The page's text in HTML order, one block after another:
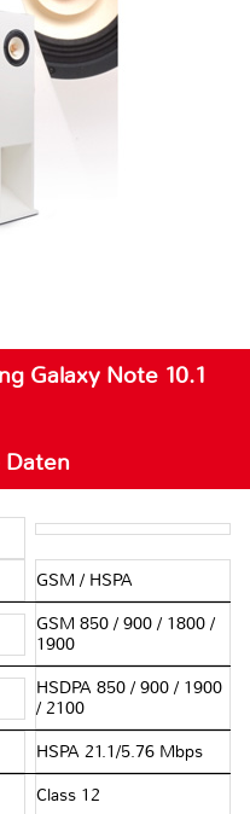
Galaxy Note 10.1
GSM / HSPA
GSM 850 / 900 / 1800 /
1900
HSDPA 850 / 900 / 1900
/ 2100
HSPA 21.1/5.76 Mbps
Class 12